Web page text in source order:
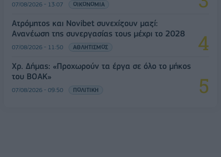
07/08/2026 - 13:07 ΟΙΚΟΝΟΜΙΑ
Ατρόμητος και Novibet συνεχίζουν μαζί:
Ανανέωση της συνεργασίας τους μέχρι το 2028
07/08/2026 - 11:50 ΑΘΛΗΤΙΣΜΟΣ
Χρ. Δήμας: «Προχωρούν τα έργα σε όλο το μήκος
του ΒΟΑΚ»
07/08/2026 - 09:50 ΠΟΛΙΤΙΚΗ